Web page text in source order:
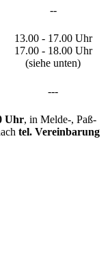
--
13.00 - 17.00 Uhr
17.00 - 18.00 Uhr
(siehe unten)
---
Uhr, in Melde-, Paß-
tel. Vereinbarung